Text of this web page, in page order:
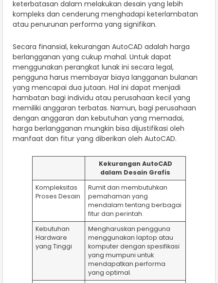
keterbatasan dalam melakukan desain yang lebih
kompleks dan cenderung menghadapi keterlambatan
atau penurunan performa yang signifikan.
Secara finansial, kekurangan AutoCAD adalah harga
berlangganan yang cukup mahal. Untuk dapat
menggunakan perangkat lunak ini secara legal,
pengguna harus membayar biaya langganan bulanan
yang mencapai dua jutaan. Hal ini dapat menjadi
hambatan bagi individu atau perusahaan kecil yang
memiliki anggaran terbatas. Namun, bagi perusahaan
dengan anggaran dan kebutuhan yang memadai,
harga berlangganan mungkin bisa dijustifikasi oleh
manfaat dan fitur yang diberikan oleh AutoCAD.
Kekurangan AutoCAD
dalam Desain Grafis
Kompleksitas
Proses Desain
Rumit dan membutuhkan
pemahaman yang
mendalam tentang berbagai
fitur dan perintah.
Kebutuhan
Hardware
yang Tinggi
Mengharuskan pengguna
menggunakan laptop atau
komputer dengan spesifikasi
yang mumpuni untuk
mendapatkan performa
yang optimal.